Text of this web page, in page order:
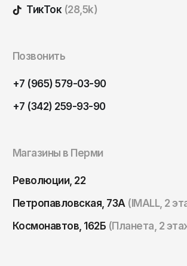
ТикТок (28,5k)
Позвонить
+7 (965) 579-03-90
+7 (342) 259-93-90
Магазины в Перми
Революции, 22
Петропавловская, 73А (IMALL, 2
Космонавтов, 162Б (Планета, 2
Тольятти
Тула
Тюмень
Улан-Удэ
Хабаровск
Ханты-Мансийск
Чайковский